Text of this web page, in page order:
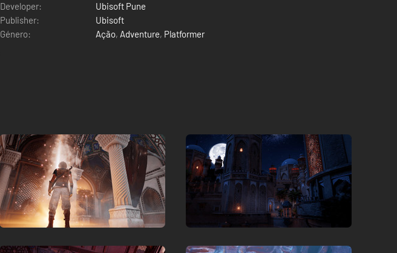
Developer:
Ubisoft Pune
Publisher:
Ubisoft
Género:
Ação, Adventure, Platformer